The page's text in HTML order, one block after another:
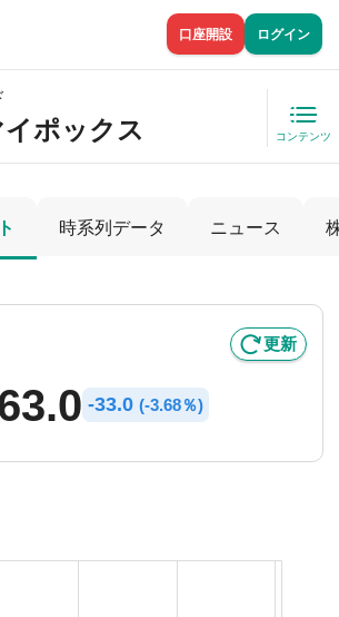
口座開設 ログイン
イポックス コンテンツ
時系列データ ニュース
更新
-33.0 (-3.68％)